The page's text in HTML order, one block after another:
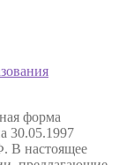
форма
30.05.1997
В настоящее